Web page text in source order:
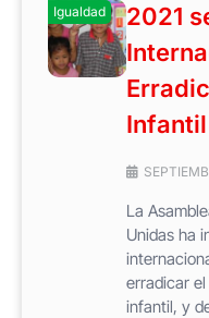
Igualdad
2021
Infantil
La
Unidas ha
erradicar
infantil, y